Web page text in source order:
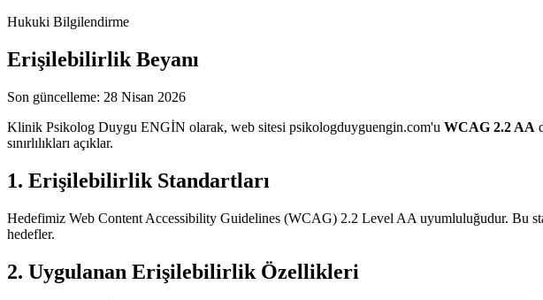
Hukuki Bilgilendirme
Erişilebilirlik Beyanı
Son güncelleme: 28 Nisan 2026
Klinik Psikolog Duygu ENGİN olarak, web sitesi psikologduyguengin.com'u WCAG 2.2 AA
sınırlılıkları açıklar.
1. Erişilebilirlik Standartları
Hedefimiz Web Content Accessibility Guidelines (WCAG) 2.2 Level AA uyumluluğudur. Bu
hedefler.
2. Uygulanan Erişilebilirlik Özellikleri